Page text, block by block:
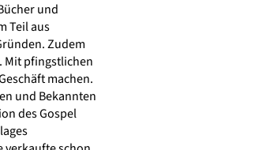
und
Teil aus
Zudem
Mit pfingstlichen
machen.
und Bekannten
des Gospel